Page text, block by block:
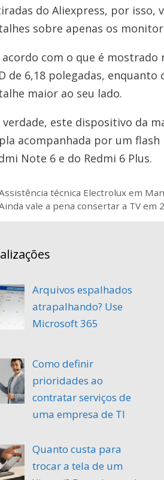
do Aliexpress, por isso,
sobre apenas os
acordo com o que é
de 6,18 polegadas,
maior ao seu lado.
verdade, este dispositivo da
acompanhada por um flash
Note 6 e do Redmi 6 Plus.
técnica Electrolux em
vale a pena consertar a TV em
Arquivos espalhados
atrapalhando? Use
Microsoft 365
Como definir
prioridades ao
contratar serviços de
uma empresa de TI
Quanto custa para
trocar a tela de um